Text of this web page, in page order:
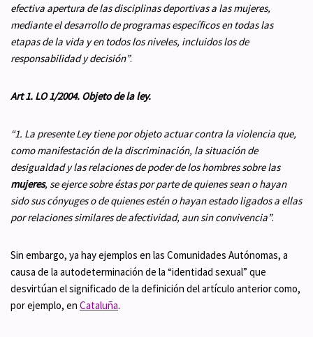
efectiva apertura de las disciplinas deportivas a las mujeres,
mediante el desarrollo de programas específicos en todas las
etapas de la vida y en todos los niveles, incluidos los de
responsabilidad y decisión”.
Art 1. LO 1/2004. Objeto de la ley.
“1. La presente Ley tiene por objeto actuar contra la violencia que,
como manifestación de la discriminación, la situación de
desigualdad y las relaciones de poder de los hombres sobre las
mujeres, se ejerce sobre éstas por parte de quienes sean o hayan
sido sus cónyuges o de quienes estén o hayan estado ligados a ellas
por relaciones similares de afectividad, aun sin convivencia”.
Sin embargo, ya hay ejemplos en las Comunidades Autónomas, a
causa de la autodeterminación de la “identidad sexual” que
desvirtúan el significado de la definición del artículo anterior como,
por ejemplo, en Cataluña.